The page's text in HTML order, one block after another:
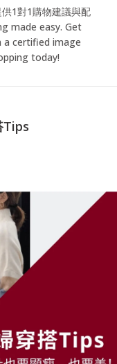
1對1購物建議與配
made easy. Get
a certified image
today!
Tips